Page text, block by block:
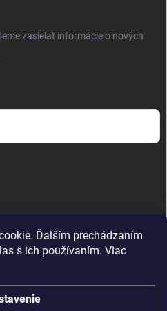
Ďalším prechádzaním
s ich používaním. Viac
zasielať informácie o nových